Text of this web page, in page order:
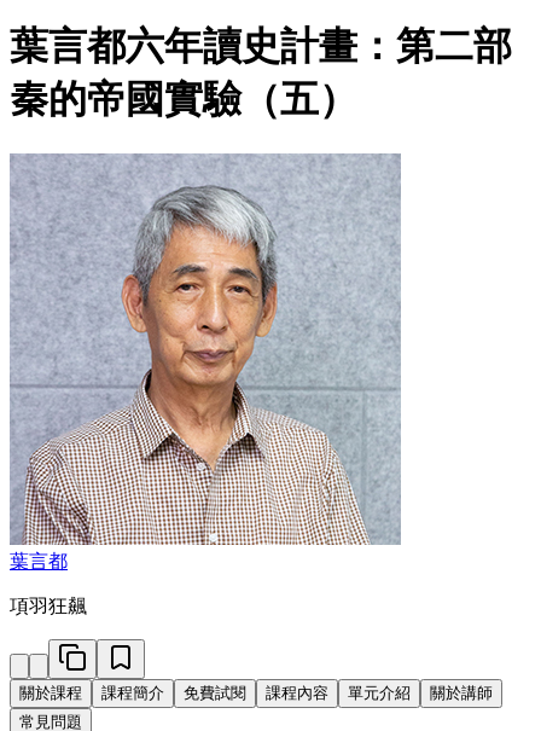
葉言都六年讀史計畫：第二部
秦的帝國實驗（五）
葉言都
項羽狂飆
關於課程 課程簡介 免費試閱 課程內容 單元介紹
關於講師
常見問題